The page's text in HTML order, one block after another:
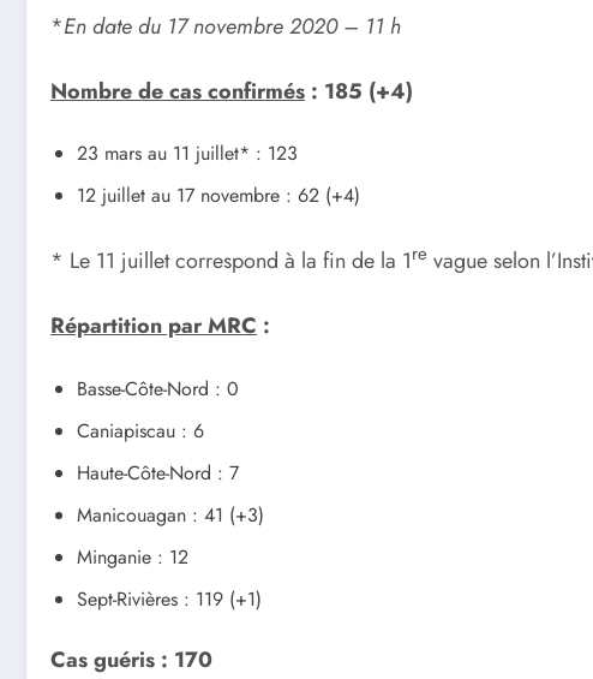
*En date du 17 novembre 2020 – 11 h
Nombre de cas confirmés : 185 (+4)
23 mars au 11 juillet* : 123
12 juillet au 17 novembre : 62 (+4)
* Le 11 juillet correspond à la fin de la 1re vague selon
Répartition par MRC :
Basse-Côte-Nord : 0
Caniapiscau : 6
Haute-Côte-Nord : 7
Manicouagan : 41 (+3)
Minganie : 12
Sept-Rivières : 119 (+1)
Cas guéris : 170